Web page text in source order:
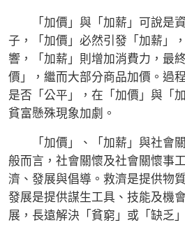
「加價」與「加薪」可說是資
子，「加價」必然引發「加薪」
響，「加薪」則增加消費力，最
價」，繼而大部分商品加價。過
是否「公平」，在「加價」與「
貧富懸殊現象加劇。
「加價」、「加薪」與社會關
般而言，社會關懷及社會關懷事
濟、發展與倡導。救濟是提供物
發展是提供謀生工具、技能及機
展，長遠解決「貧窮」或「缺乏